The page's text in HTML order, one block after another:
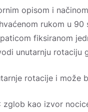
opisom i
rukom u 90
fiksiranom
unutarnju rotaciju
rotacije i može
kao izvor